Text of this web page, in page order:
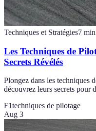
Techniques et Stratégies7 min
Les Techniques de
Secrets Révélés
Plongez dans les techniques
découvrez leurs secrets pour
F1techniques de pilotage
Aug 3